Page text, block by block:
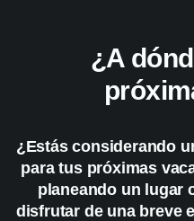
¿A
¿Estás considerando
para tus próximas
planeando un lugar
disfrutar de una breve